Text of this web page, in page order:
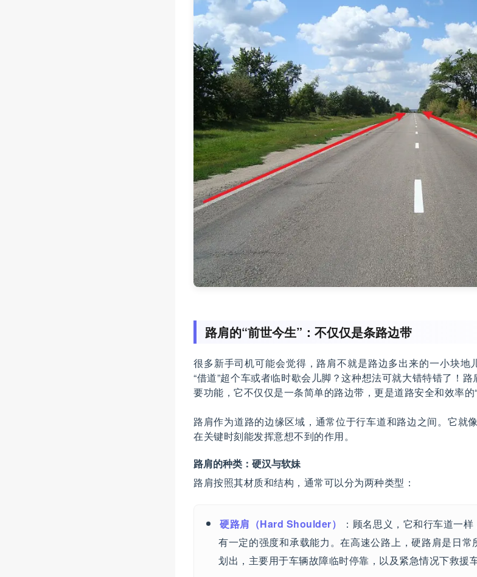
路肩的“前世今生”：不仅仅是条路边带
很多新手司机可能会觉得，路肩不就是路边多出来的一小块地
“借道”超个车或者临时歇会儿脚？这种想法可就大错特错了！
要功能，它不仅仅是一条简单的路边带，更是道路安全和效率的“
路肩作为道路的边缘区域，通常位于行车道和路边之间。它就像
在关键时刻能发挥意想不到的作用。
路肩的种类：硬汉与软妹
路肩按照其材质和结构，通常可以分为两种类型：
硬路肩（Hard Shoulder）
：顾名思义，它和行车道一
有一定的强度和承载能力。在高速公路上，硬路肩是日
划出，主要用于车辆故障临时停靠，以及紧急情况下救援车